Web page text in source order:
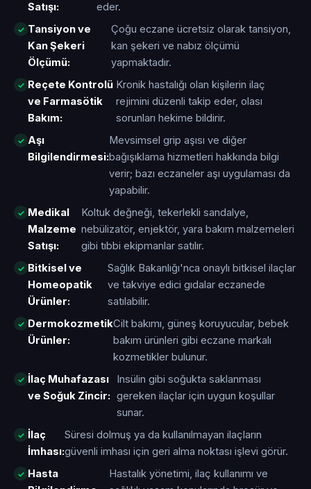
Satışı:
eder.
Tansiyon ve
Kan Şekeri
Ölçümü:
Çoğu eczane ücretsiz olarak tansiyon,
kan şekeri ve nabız ölçümü
yapmaktadır.
Reçete Kontrolü
ve Farmasötik
Bakım:
Kronik hastalığı olan kişilerin ilaç
rejimini düzenli takip eder, olası
sorunları hekime bildirir.
Aşı
Bilgilendirmesi:
Mevsimsel grip aşısı ve diğer
bağışıklama hizmetleri hakkında bilgi
verir; bazı eczaneler aşı uygulaması da
yapabilir.
Medikal
Malzeme
Satışı:
Koltuk değneği, tekerlekli sandalye,
nebülizatör, enjektör, yara bakım malzemeleri
gibi tıbbi ekipmanlar satılır.
Bitkisel ve
Homeopatik
Ürünler:
Sağlık Bakanlığı'nca onaylı bitkisel ilaçlar
ve takviye edici gıdalar eczanede
satılabilir.
Dermokozmetik
Ürünler:
Cilt bakımı, güneş koruyucular, bebek
bakım ürünleri gibi eczane markalı
kozmetikler bulunur.
İlaç Muhafazası
ve Soğuk Zincir:
Insülin gibi soğukta saklanması
gereken ilaçlar için uygun koşullar
sunar.
İlaç
İmhası:
Süresi dolmuş ya da kullanılmayan ilaçların
güvenli imhası için geri alma noktası işlevi görür.
Hasta
Hastalık yönetimi, ilaç kullanımı ve